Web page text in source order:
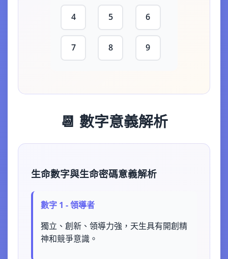
4 5 6
7 8 9
📆 數字意義解析
生命數字與生命密碼意義解析
數字 1 - 領導者
獨立、創新、領導力強，天生具有開創精
神和競爭意識。